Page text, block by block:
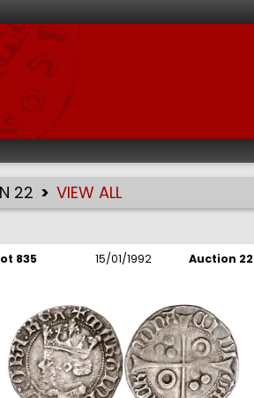
22 VIEW ALL
835 15/01/1992 Auction 22